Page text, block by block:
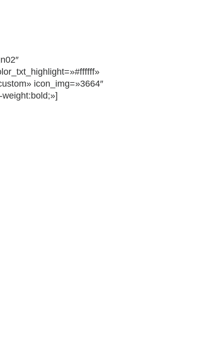
icon_img=»3664″